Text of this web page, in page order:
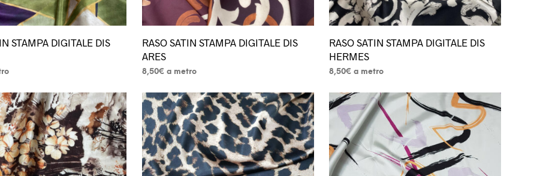
STAMPA DIGITALE DIS
RASO SATIN STAMPA DIGITALE DIS
ARES
8,50€ a metro
prodotto
ha
più
varianti.
Le
opzioni
RASO SATIN STAMPA DIGITALE DIS
HERMES
8,50€ a metro
prodotto
ha
varianti.
Le
opzioni